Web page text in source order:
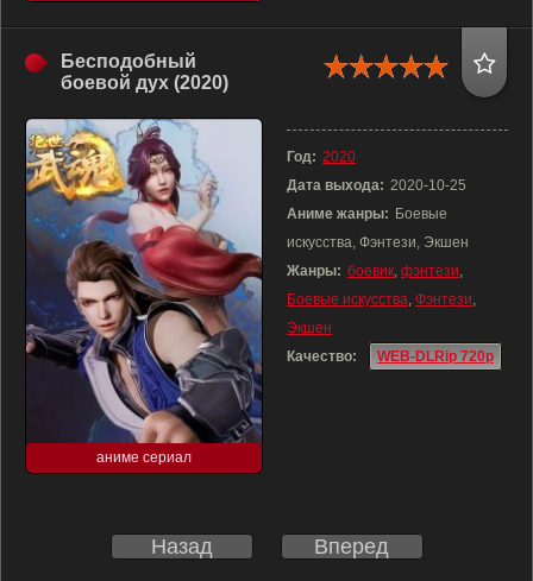
Бесподобный
боевой дух (2020)
аниме сериал
Год: 2020
Дата выхода: 2020-10-25
Аниме жанры: Боевые
искусства, Фэнтези, Экшен
Жанры: боевик, фэнтези,
Боевые искусства, Фэнтези,
Экшен
Качество:
WEB-DLRip 720p
Назад Вперед